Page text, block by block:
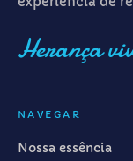
Herança
NAVEGAR
Nossa essência